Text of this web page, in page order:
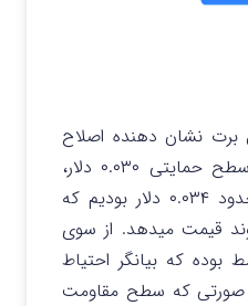
برت نشان دهنده اصلاح
است. پس از رسیدن به سطح حمایتی ۰.۰۳۰ دلار،
شاهد افزایش قیمت تا حدود ۰.۰۳۴ دلار بودیم که
قیمت میدهد. از سوی
که بیانگر احتیاط
صورتی که سطح مقاومت